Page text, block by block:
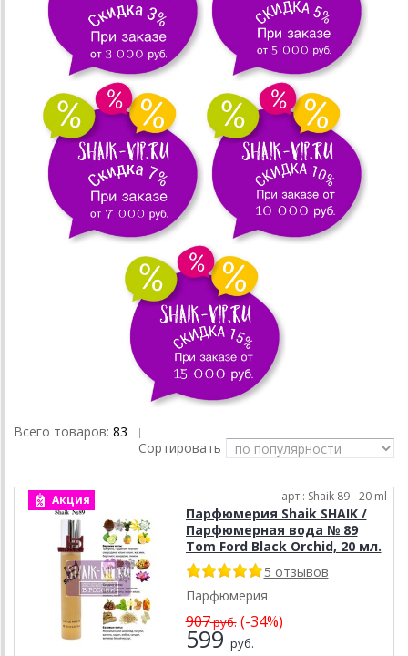
Всего товаров: 83 |
Сортировать
Акция арт.: Shaik 89 - 20 ml
Парфюмерия Shaik SHAIK /
Парфюмерная вода № 89
Tom Ford Black Orchid, 20 мл.
5 отзывов
Парфюмерия
907руб.(-34%)
599 руб.